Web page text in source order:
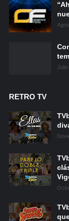
Julio
RETRO TV